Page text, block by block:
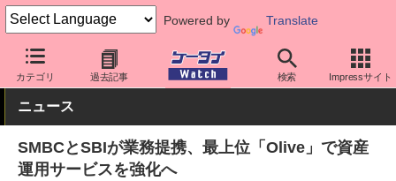
Powered by Translate
カテゴリ 過去記事 検索 Impressサイト
ケータイ Watch アプリ・サービス 決済/金融
ニュース
SMBCとSBIが業務提携、最上位「Olive」で資産
運用サービスを強化へ